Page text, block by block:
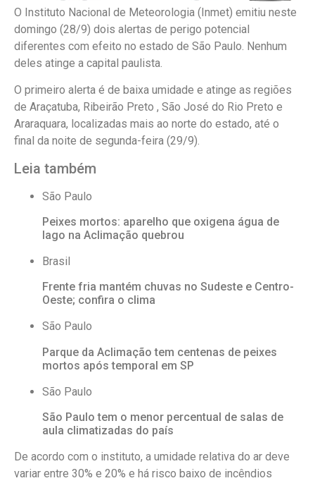
O Instituto Nacional de Meteorologia (Inmet) emitiu neste
domingo (28/9) dois alertas de perigo potencial
diferentes com efeito no estado de São Paulo. Nenhum
deles atinge a capital paulista.
O primeiro alerta é de baixa umidade e atinge as regiões
de Araçatuba, Ribeirão Preto , São José do Rio Preto e
Araraquara, localizadas mais ao norte do estado, até o
final da noite de segunda-feira (29/9).
Leia também
São Paulo
Peixes mortos: aparelho que oxigena água de
lago na Aclimação quebrou
Brasil
Frente fria mantém chuvas no Sudeste e Centro-
Oeste; confira o clima
São Paulo
Parque da Aclimação tem centenas de peixes
mortos após temporal em SP
São Paulo
São Paulo tem o menor percentual de salas de
aula climatizadas do país
De acordo com o instituto, a umidade relativa do ar deve
variar entre 30% e 20% e há risco baixo de incêndios